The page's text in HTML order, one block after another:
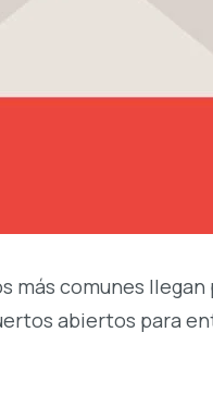
más comunes
abiertos para